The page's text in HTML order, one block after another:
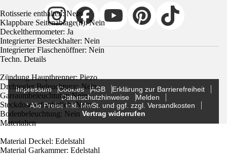
Rotisserie enthalten: Nein
Klappbare Seitenablage(n): Nein
Deckelthermometer: Ja
Integrierter Besteckhalter: Nein
Integrierter Flaschenöffner: Nein
Techn. Details
Zündung Hauptbrenner: Piezo
Drehregler Beleuchtung: Nein
Garraumbeleuchtung: Nein
Steckdose erforderlich: Nein
Bodenbeleuchtung: Nein
Materialien
Material Deckel: Edelstahl
Material Garkammer: Edelstahl
Impressum Cookies AGB
Erklärung zur Barrierefreiheit
Datenschutzhinweise
Melden
* Alle Preise inkl. MwSt. und ggf. zzgl. Versandkosten
Vertrag widerrufen